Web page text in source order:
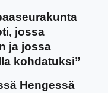
jossa
ja jossa
kohdatuksi”
Hengessä